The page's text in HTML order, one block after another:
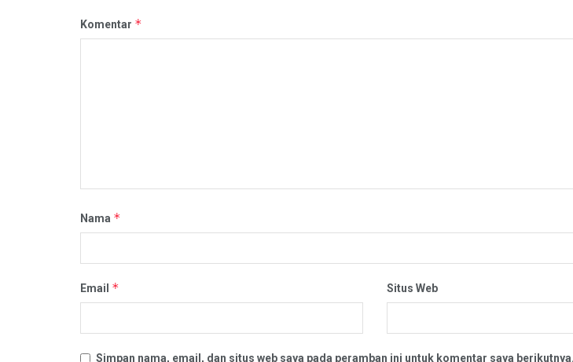
Komentar *
Nama *
Email * Situs Web
Simpan nama, email, dan situs web saya pada peramban ini untuk komentar saya berikutnya.